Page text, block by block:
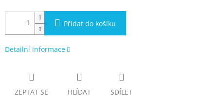
Přidat do košíku
Detailní informace
ZEPTAT SE HLÍDAT SDÍLET